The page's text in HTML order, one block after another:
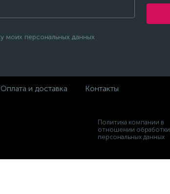
моих персональных данных
Оплата и доставка Контакты
Политика компании в
отношении обработки
персональных данных